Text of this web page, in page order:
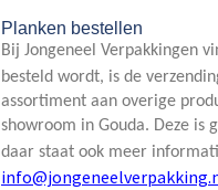
Planken bestellen
Bij Jongeneel Verpakkingen
besteld wordt, is de
assortiment aan overige
showroom in Gouda. Deze is
daar staat ook meer